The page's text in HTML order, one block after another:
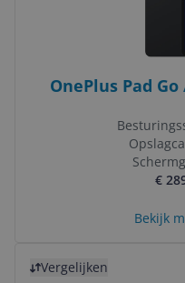
OnePlus Pad
€
Bekijk
Vergelijken